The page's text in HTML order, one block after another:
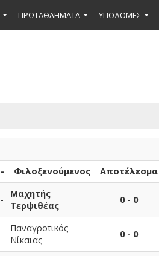
ΠΡΩΤΑΘΛΗΜΑΤΑ ΥΠΟΔΟΜΕΣ
- Φιλοξενούμενος Αποτέλεσμα
-
Μαχητής
Τερψιθέας
0 - 0
-
Παναγροτικός
Νίκαιας
0 - 0